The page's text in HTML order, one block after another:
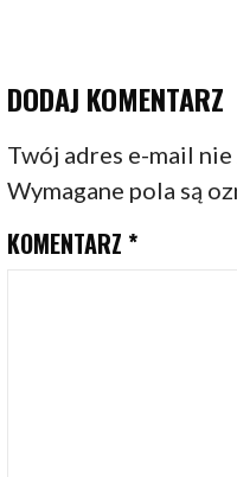
DODAJ KOMENTARZ
Twój adres e-mail
Wymagane pola są
KOMENTARZ *